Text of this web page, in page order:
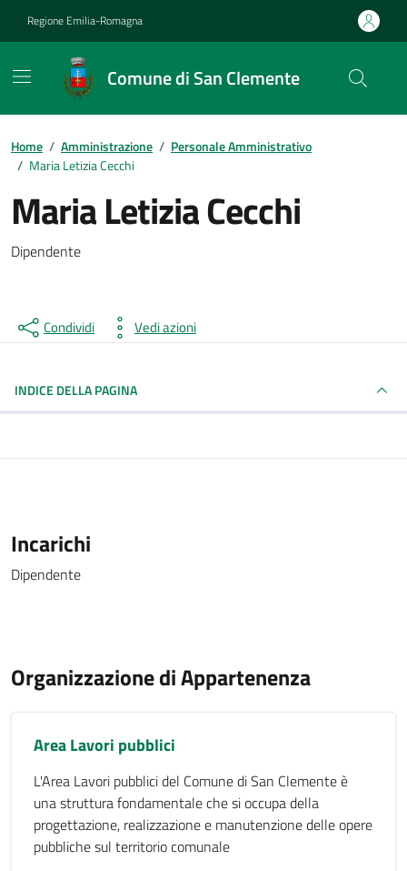
Regione Emilia-Romagna
Comune di San Clemente
Contenuti in evidenza
Home / Amministrazione / Personale Amministrativo
/ Maria Letizia Cecchi
Maria Letizia Cecchi
Dipendente
Condividi Vedi azioni
INDICE DELLA PAGINA
Incarichi
Dipendente
Organizzazione di Appartenenza
Area Lavori pubblici
L'Area Lavori pubblici del Comune di San Clemente è
una struttura fondamentale che si occupa della
progettazione, realizzazione e manutenzione delle opere
pubbliche sul territorio comunale